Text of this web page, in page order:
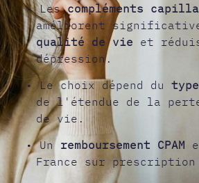
• Lescompléments
améliorent
qualité de vie et
dépression.
• Le choix dépend du
de l'étendue de la
de vie.
• Un remboursement CPAM
France sur prescription